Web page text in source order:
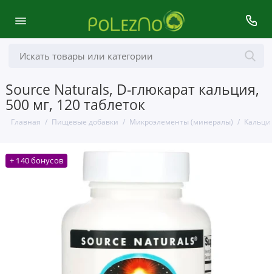
Source Naturals, D-глюкарат кальция,
500 мг, 120 таблеток
Главная Пищевые добавки Микроэлементы (минералы)
+ 140 бонусов